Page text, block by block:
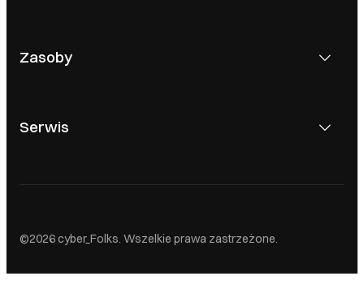
,00 zł Dodaj do koszyka
Zasoby
Serwis
©2026 cyber_Folks. Wszelkie prawa zastrzeżone.